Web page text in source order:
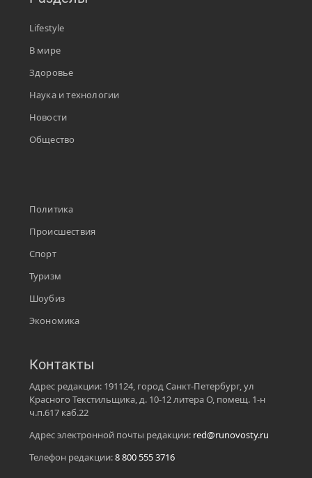
Lifestyle
В мире
Здоровье
Наука и технологии
Новости
Общество
Политика
Происшествия
Спорт
Туризм
Шоубиз
Экономика
Контакты
Адрес редакции: 191124, город Санкт-Петербург, ул
Красного Текстильщика, д. 10-12 литера О, помещ. 1-н
ч.п.617 каб.22
Адрес электронной почты редакции: red@runovosty.ru
Телефон редакции:8 800 555 3716